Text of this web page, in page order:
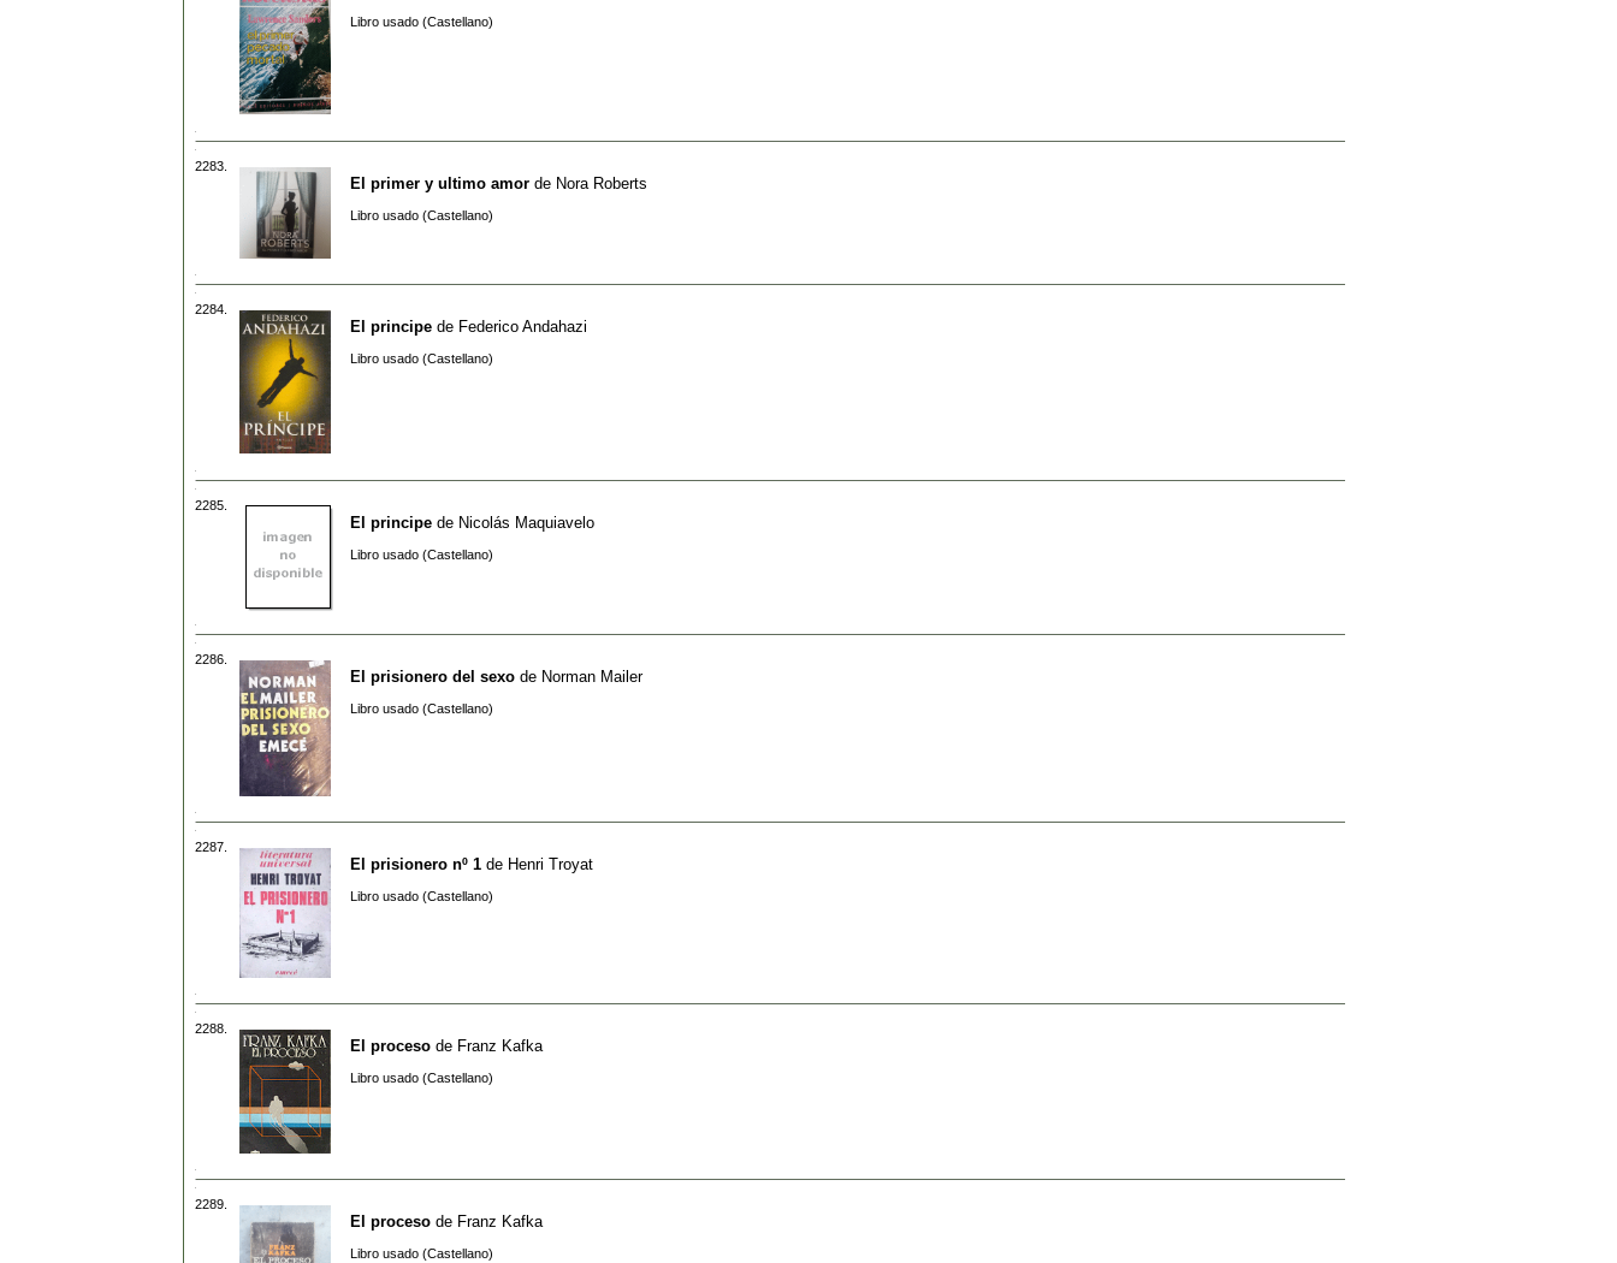
Libro usado (Castellano)
2283.
El primer y ultimo amor de Nora Roberts
Libro usado (Castellano)
2284.
El principe de Federico Andahazi
Libro usado (Castellano)
2285.
El principe de Nicolás Maquiavelo
Libro usado (Castellano)
2286.
El prisionero del sexo de Norman Mailer
Libro usado (Castellano)
2287.
El prisionero nº 1 de Henri Troyat
Libro usado (Castellano)
2288.
El proceso de Franz Kafka
Libro usado (Castellano)
2289.
El proceso de Franz Kafka
Libro usado (Castellano)